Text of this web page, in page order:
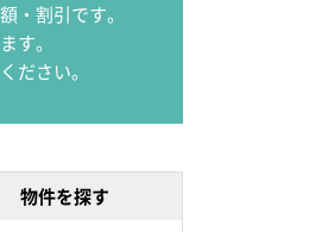
・割引です。
す。
ださい。
物件を探す